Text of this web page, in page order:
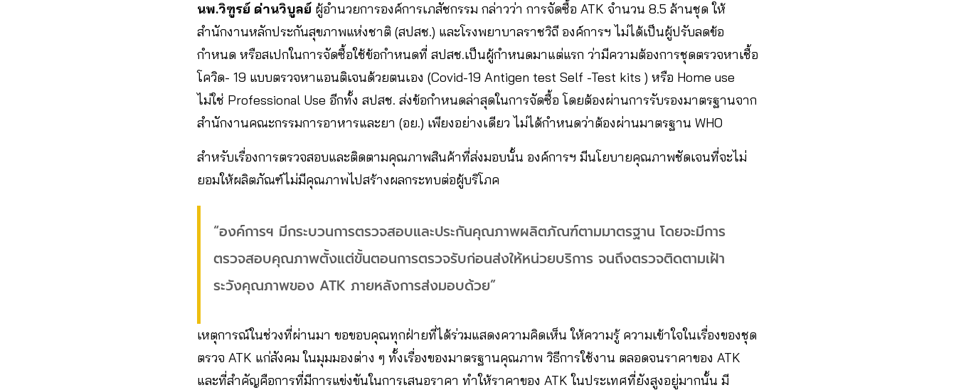
นพ.วิฑูรย์ ด่านวิบูลย์​ ผู้อำนวยการองค์การเภสัชกรรม กล่าวว่า การจัดซื้อ ATK จำนวน 8.5 ล้านชุด ให้
สำนักงานหลักประกันสุขภาพแห่งชาติ (สปสช.) และโรงพยาบาลราชวิถี องค์การฯ ไม่ได้เป็นผู้ปรับลดข้อ
กำหนด หรือสเปกในการจัดซื้อใช้ข้อกำหนดที่ สปสช.เป็นผู้กำหนดมาแต่แรก ว่ามีความต้องการชุดตรวจหาเชื้อ
โควิด- 19 แบบตรวจหาแอนติเจนด้วยตนเอง (Covid-19 Antigen test Self -Test kits ) หรือ Home use
ไม่ใช่ Professional Use อีกทั้ง สปสช. ส่งข้อกำหนดล่าสุดในการจัดซื้อ โดยต้องผ่านการรับรองมาตรฐานจาก
สำนักงานคณะกรรมการอาหารและยา (อย.) เพียงอย่างเดียว ไม่ได้กำหนดว่าต้องผ่านมาตรฐาน WHO
สำหรับเรื่องการตรวจสอบและติดตามคุณภาพสินค้าที่ส่งมอบนั้น องค์การฯ มีนโยบายคุณภาพชัดเจนที่จะไม่
ยอมให้ผลิตภัณฑ์ไม่มีคุณภาพไปสร้างผลกระทบต่อผู้บริโภค
“องค์การฯ มีกระบวนการตรวจสอบและประกันคุณภาพผลิตภัณฑ์ตามมาตรฐาน โดยจะมีการ
ตรวจสอบคุณภาพตั้งแต่ขั้นตอนการตรวจรับก่อนส่งให้หน่วยบริการ จนถึงตรวจติดตามเฝ้า
ระวังคุณภาพของ ATK ภายหลังการส่งมอบด้วย”
เหตุการณ์ในช่วงที่ผ่านมา ขอขอบคุณทุกฝ่ายที่ได้ร่วมแสดงความคิดเห็น ให้ความรู้ ความเข้าใจในเรื่องของชุด
ตรวจ ATK แก่สังคม ในมุมมองต่าง ๆ ทั้งเรื่องของมาตรฐานคุณภาพ วิธีการใช้งาน ตลอดจนราคาของ ATK
และที่สำคัญคือการที่มีการแข่งขันในการเสนอราคา ทำให้ราคาของ ATK ในประเทศที่ยังสูงอยู่มากนั้น มี